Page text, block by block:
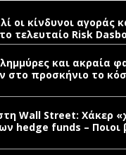
οι κίνδυνοι αγοράς
τελευταίο Risk
και ακραία
στο προσκήνιο το
Wall Street: Χάκερ
hedge funds – Ποιοι